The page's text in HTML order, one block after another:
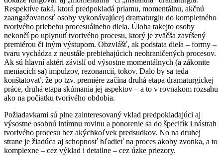
Respektíve taká, ktorá predpokladá priamu, momentálnu, akčnú
zaangažovanosť osoby vykonávajúcej dramaturgiu do kompletného
tvorivého priebehu procesuálneho diela. Úloha takejto osoby
nekončí po uplynutí tvorivého procesu, ktorý je zväčša zavŕšený
premiérou či iným výstupom. Obzvlášť, ak podstata diela – formy –
tvaru vychádza z neustále prebiehajúcich neohraničených procesov.
Ak sú hlavní aktéri závislí od výsostne momentálnych (a zákonite
meniacich sa) impulzov, rezonancií, tokov. Dalo by sa teda
konštatovať, že po tzv. premiére začína druhá etapa dramaturgickej
práce, druhá etapa skúmania jej aspektov – a to v rovnakom rozsahu
ako na počiatku tvorivého obdobia.
Požiadavkami sú plne zainteresovaný vklad predpokladajúci aj
výsostne osobnú intímnu rovinu a ponorenie sa do špecifík i nástrah
tvorivého procesu bez akýchkoľvek predsudkov. No na druhej
strane je žiadúca aj schopnosť hľadieť na proces akoby zvonka, a to
komplexne – cez výklad i detailne – cez úzke priezory.